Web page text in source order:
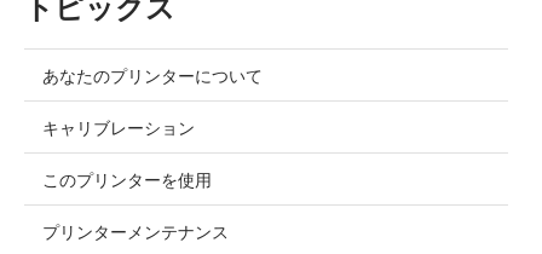
あなたのプリンターについて
キャリブレーション
このプリンターを使用
プリンターメンテナンス